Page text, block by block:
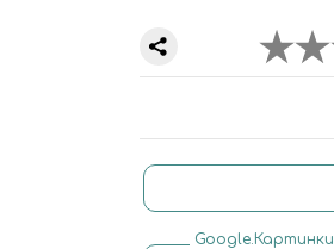
Google.Картинки